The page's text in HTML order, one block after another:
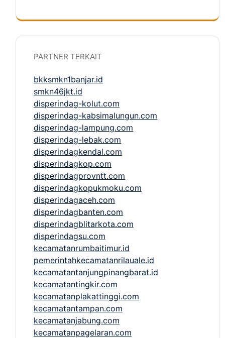
PARTNER TERKAIT
bkksmkn1banjar.id
smkn46jkt.id
disperindag-kolut.com
disperindag-kabsimalungun.com
disperindag-lampung.com
disperindag-lebak.com
disperindagkendal.com
disperindagkop.com
disperindagprovntt.com
disperindagkopukmoku.com
disperindagaceh.com
disperindagbanten.com
disperindagblitarkota.com
disperindagsu.com
kecamatanrumbaitimur.id
pemerintahkecamatanrilauale.id
kecamatantanjungpinangbarat.id
kecamatantingkir.com
kecamatanplakattinggi.com
kecamatantampan.com
kecamatanjabung.com
kecamatanpagelaran.com